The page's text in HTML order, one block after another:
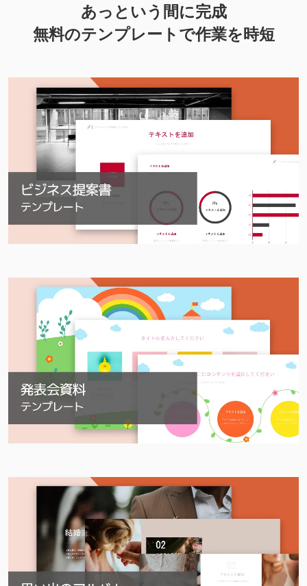
あっという間に完成
無料のテンプレートで作業を時短